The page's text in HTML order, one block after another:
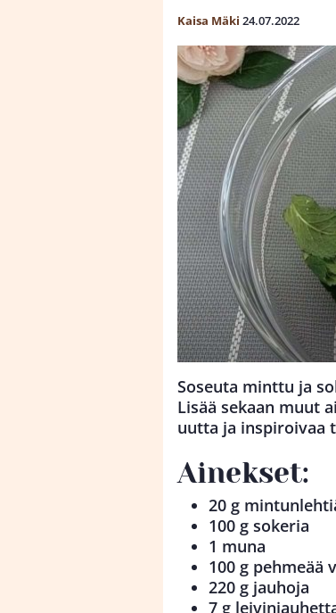
Kaisa Mäki 24.07.2022
Soseuta minttu ja
Lisää sekaan muut
uutta ja inspiroivaa
Ainekset:
20 g
100 g sokeria
1 muna
100 g pehmeää
220 g jauhoja
7 g